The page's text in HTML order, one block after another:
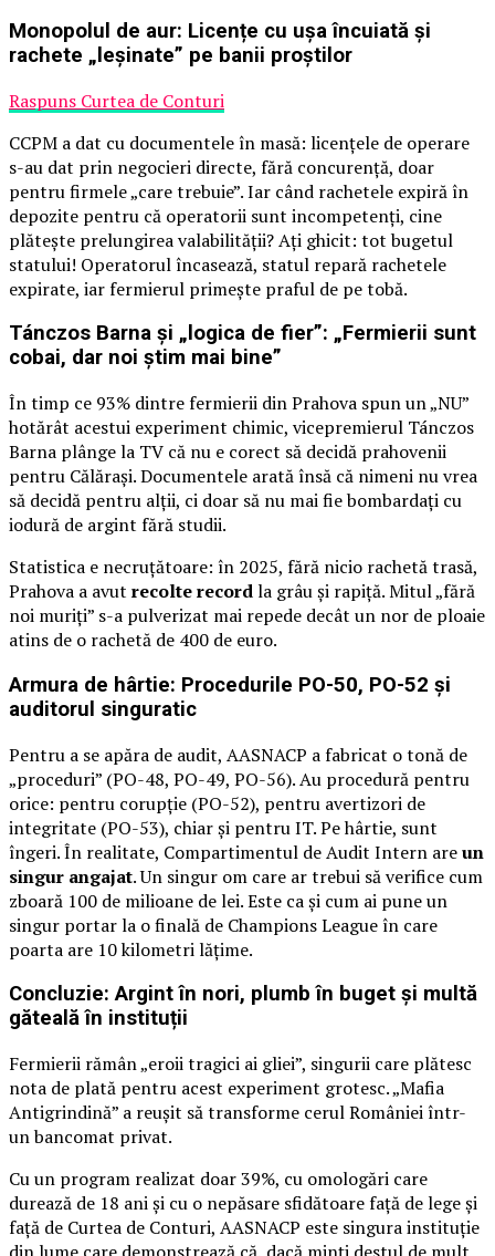
Monopolul de aur: Licențe cu ușa încuiată și
rachete „leșinate” pe banii proștilor
Raspuns Curtea de Conturi
CCPM a dat cu documentele în masă: licențele de operare
s-au dat prin negocieri directe, fără concurență, doar
pentru firmele „care trebuie”. Iar când rachetele expiră în
depozite pentru că operatorii sunt incompetenți, cine
plătește prelungirea valabilității? Ați ghicit: tot bugetul
statului! Operatorul încasează, statul repară rachetele
expirate, iar fermierul primește praful de pe tobă.
Tánczos Barna și „logica de fier”: „Fermierii sunt
cobai, dar noi știm mai bine”
În timp ce 93% dintre fermierii din Prahova spun un „NU”
hotărât acestui experiment chimic, vicepremierul Tánczos
Barna plânge la TV că nu e corect să decidă prahovenii
pentru Călărași. Documentele arată însă că nimeni nu vrea
să decidă pentru alții, ci doar să nu mai fie bombardați cu
iodură de argint fără studii.
Statistica e necruțătoare: în 2025, fără nicio rachetă trasă,
Prahova a avut recolte recordla grâu și rapiță. Mitul „fără
noi muriți” s-a pulverizat mai repede decât un nor de ploaie
atins de o rachetă de 400 de euro.
Armura de hârtie: Procedurile PO-50, PO-52 și
auditorul singuratic
Pentru a se apăra de audit, AASNACP a fabricat o tonă de
„proceduri” (PO-48, PO-49, PO-56). Au procedură pentru
orice: pentru corupție (PO-52), pentru avertizori de
integritate (PO-53), chiar și pentru IT. Pe hârtie, sunt
îngeri. În realitate, Compartimentul de Audit Intern areun
singur angajat. Un singur om care ar trebui să verifice cum
zboară 100 de milioane de lei. Este ca și cum ai pune un
singur portar la o finală de Champions League în care
poarta are 10 kilometri lățime.
Concluzie: Argint în nori, plumb în buget și multă
găteală în instituții
Fermierii rămân „eroii tragici ai gliei”, singurii care plătesc
nota de plată pentru acest experiment grotesc. „Mafia
Antigrindină” a reușit să transforme cerul României într-
un bancomat privat.
Cu un program realizat doar 39%, cu omologări care
durează de 18 ani și cu o nepăsare sfidătoare față de lege și
față de Curtea de Conturi, AASNACP este singura instituție